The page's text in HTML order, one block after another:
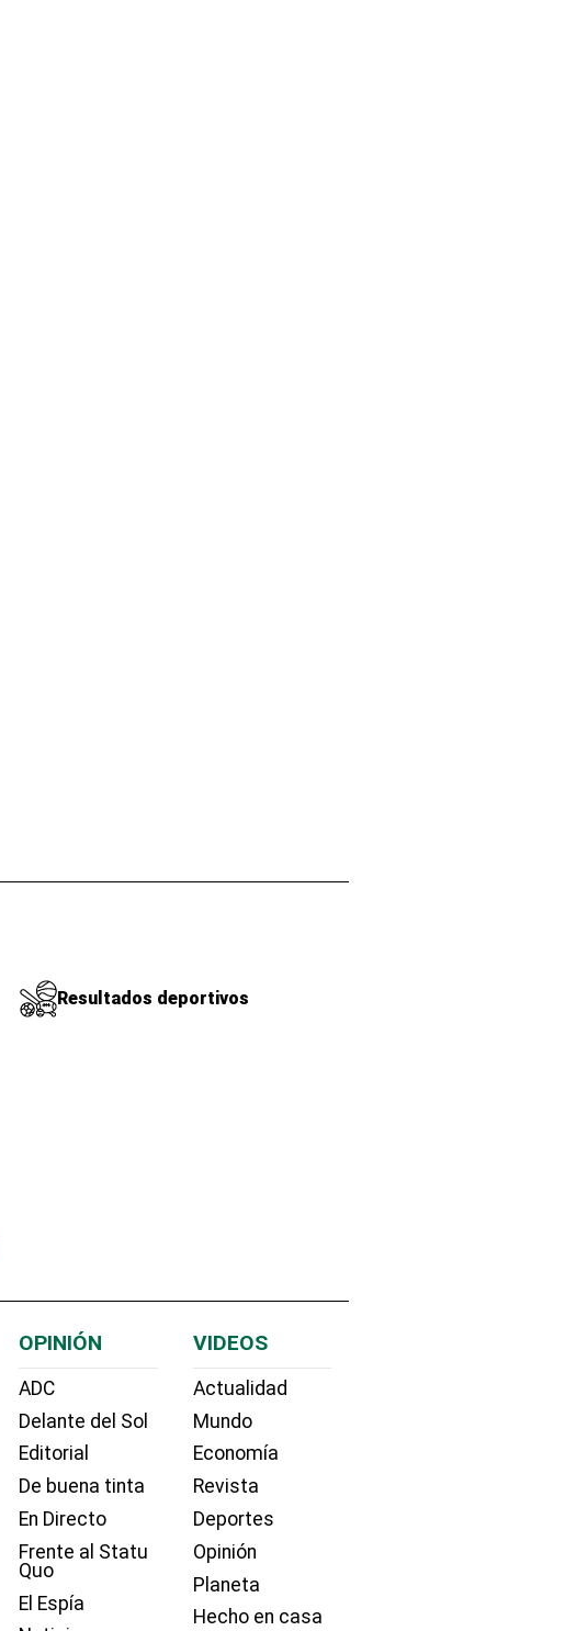
Resultados deportivos
OPINIÓN
ADC
Delante del Sol
Editorial
De buena tinta
En Directo
Frente al Statu
Quo
El Espía
VIDEOS
Actualidad
Mundo
Economía
Revista
Deportes
Opinión
Planeta
Hecho en casa